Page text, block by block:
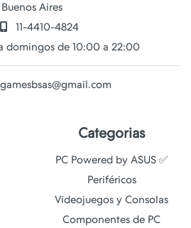
Buenos Aires
11-4410-4824
domingos de 10:00 a 22:00
Categorias
PC Powered by ASUS ✅
Periféricos
Videojuegos y Consolas
Componentes de PC